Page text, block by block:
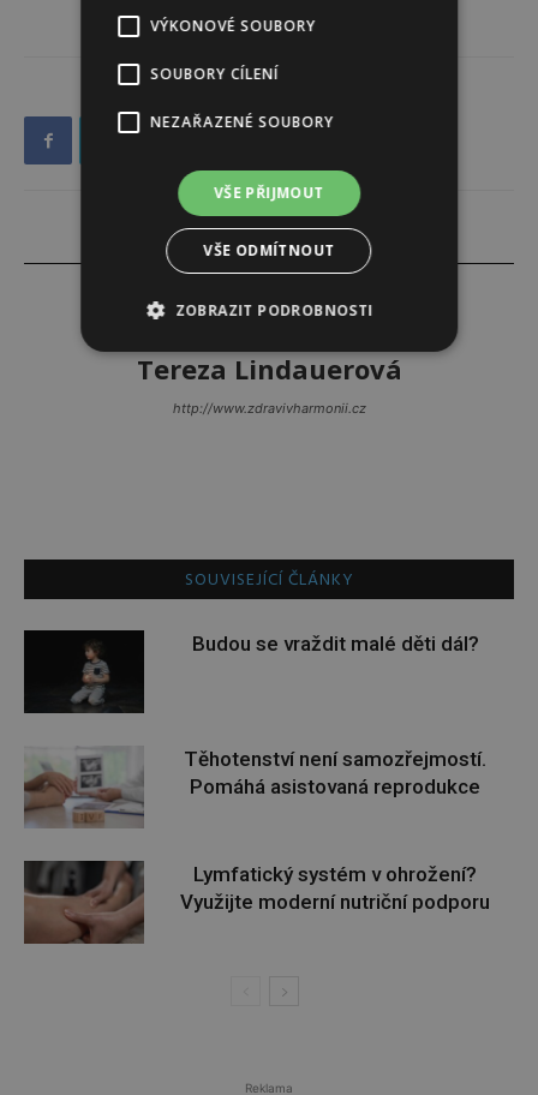
Tereza Lindauerová
http://www.zdravivharmonii.cz
SOUVISEJÍCÍ ČLÁNKY
Budou se vraždit malé děti dál?
Těhotenství není samozřejmostí.
Pomáhá asistovaná reprodukce
Lymfatický systém v ohrožení?
Využijte moderní nutriční podporu
Reklama
VÝKONOVÉ SOUBORY
SOUBORY CÍLENÍ
NEZAŘAZENÉ SOUBORY
VŠE PŘIJMOUT
VŠE ODMÍTNOUT
ZOBRAZIT PODROBNOSTI